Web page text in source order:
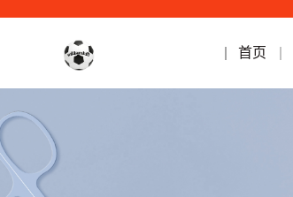
首页